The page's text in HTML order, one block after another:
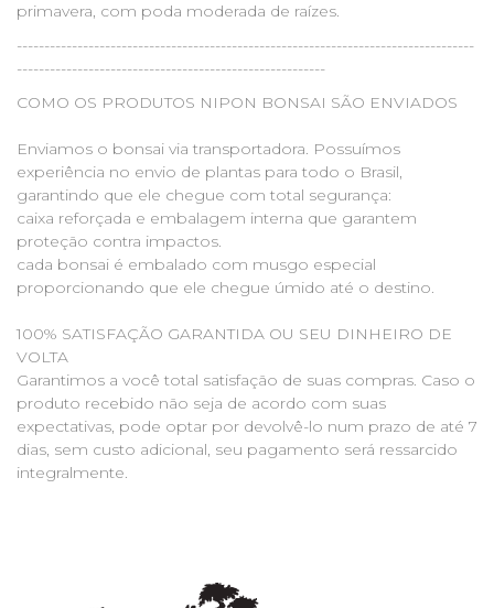
primavera, com poda moderada de raízes.
-----------------------------------------------------------------------------------
--------------------------------------------------------
COMO OS PRODUTOS NIPON BONSAI SÃO ENVIADOS
Enviamos o bonsai via transportadora. Possuímos
experiência no envio de plantas para todo o Brasil,
garantindo que ele chegue com total segurança:
caixa reforçada e embalagem interna que garantem
proteção contra impactos.
cada bonsai é embalado com musgo especial
proporcionando que ele chegue úmido até o destino.
100% SATISFAÇÃO GARANTIDA OU SEU DINHEIRO DE
VOLTA
Garantimos a você total satisfação de suas compras. Caso o
produto recebido não seja de acordo com suas
expectativas, pode optar por devolvê-lo num prazo de até 7
dias, sem custo adicional, seu pagamento será ressarcido
integralmente.